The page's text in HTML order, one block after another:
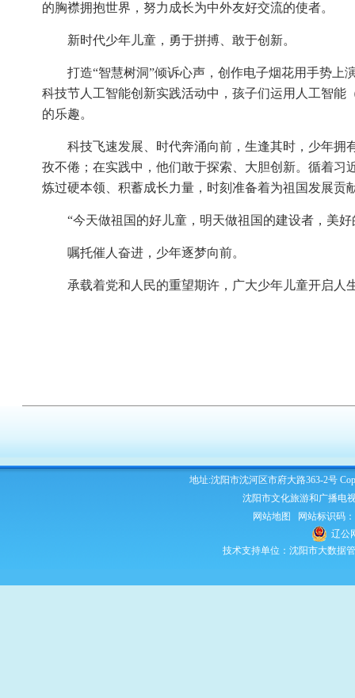
的胸襟拥抱世界，努力成长为中外友好交流的使者。
新时代少年儿童，勇于拼搏、敢于创新。
打造“智慧树洞”倾诉心声，创作电子烟花用手势
科技节人工智能创新实践活动中，孩子们运用人工智
的乐趣。
科技飞速发展、时代奔涌向前，生逢其时，少年
孜不倦；在实践中，他们敢于探索、大胆创新。循着
炼过硬本领、积蓄成长力量，时刻准备着为祖国发展贡
“今天做祖国的好儿童，明天做祖国的建设者，美
嘱托催人奋进，少年逐梦向前。
承载着党和人民的重望期许，广大少年儿童开启
地址:沈阳市沈河区市府大路363-2号
沈阳市文化旅游和广播电
网站地图
网站标识码
辽公
技术支持单位：沈阳市大数据